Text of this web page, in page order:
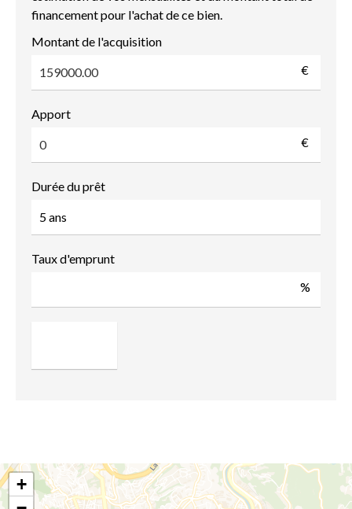
financement pour l'achat de ce bien.
Montant de l'acquisition
€
Apport
€
Durée du prêt
Taux d'emprunt
%
+